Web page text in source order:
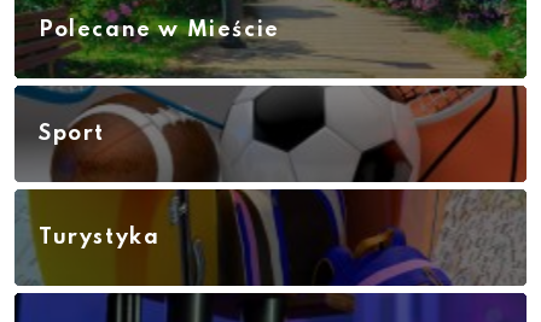
Polecane w Mieście
Sport
Turystyka